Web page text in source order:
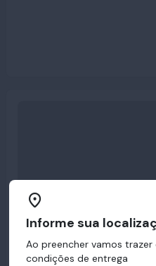
Informe sua
Ao preencher vamos
condições de entrega